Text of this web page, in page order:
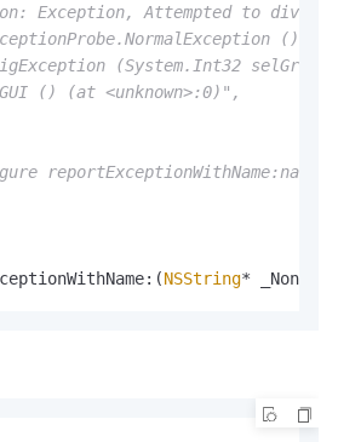
Exception, Attempted to
()
(System.Int32
() (at <unknown>:0)",
NSString*